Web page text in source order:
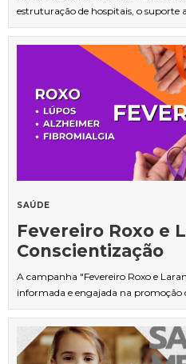
estruturação de hospitais, o
SAÚDE
Fevereiro Roxo e
Conscientização
A campanha "Fevereiro Roxo e
informada e engajada na promoção